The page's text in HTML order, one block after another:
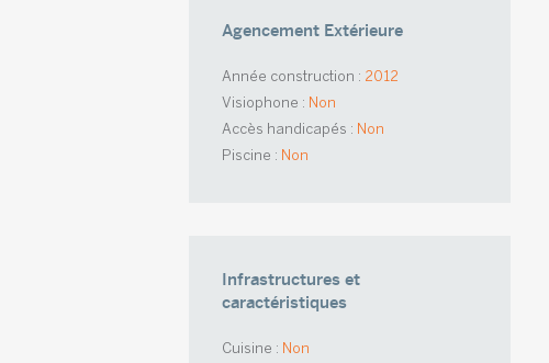
Agencement Extérieure
Année construction : 2012
Visiophone : Non
Accès handicapés : Non
Piscine : Non
Infrastructures et
caractéristiques
Cuisine : Non